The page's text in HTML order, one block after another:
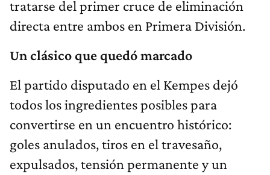
tratarse del primer cruce de eliminación
directa entre ambos en Primera División.
Un clásico que quedó marcado
El partido disputado en el Kempes dejó
todos los ingredientes posibles para
convertirse en un encuentro histórico:
goles anulados, tiros en el travesaño,
expulsados, tensión permanente y un